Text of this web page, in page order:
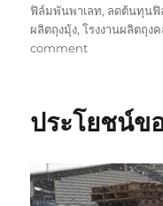
ฟิล์มพันพาเลท, ลดต้นทุนฟิ
ผลิตถุงมุ้ง,โรงงานผลิตถุง
commenton
Recycle
ขาย
รู้
ประโยชน์ข